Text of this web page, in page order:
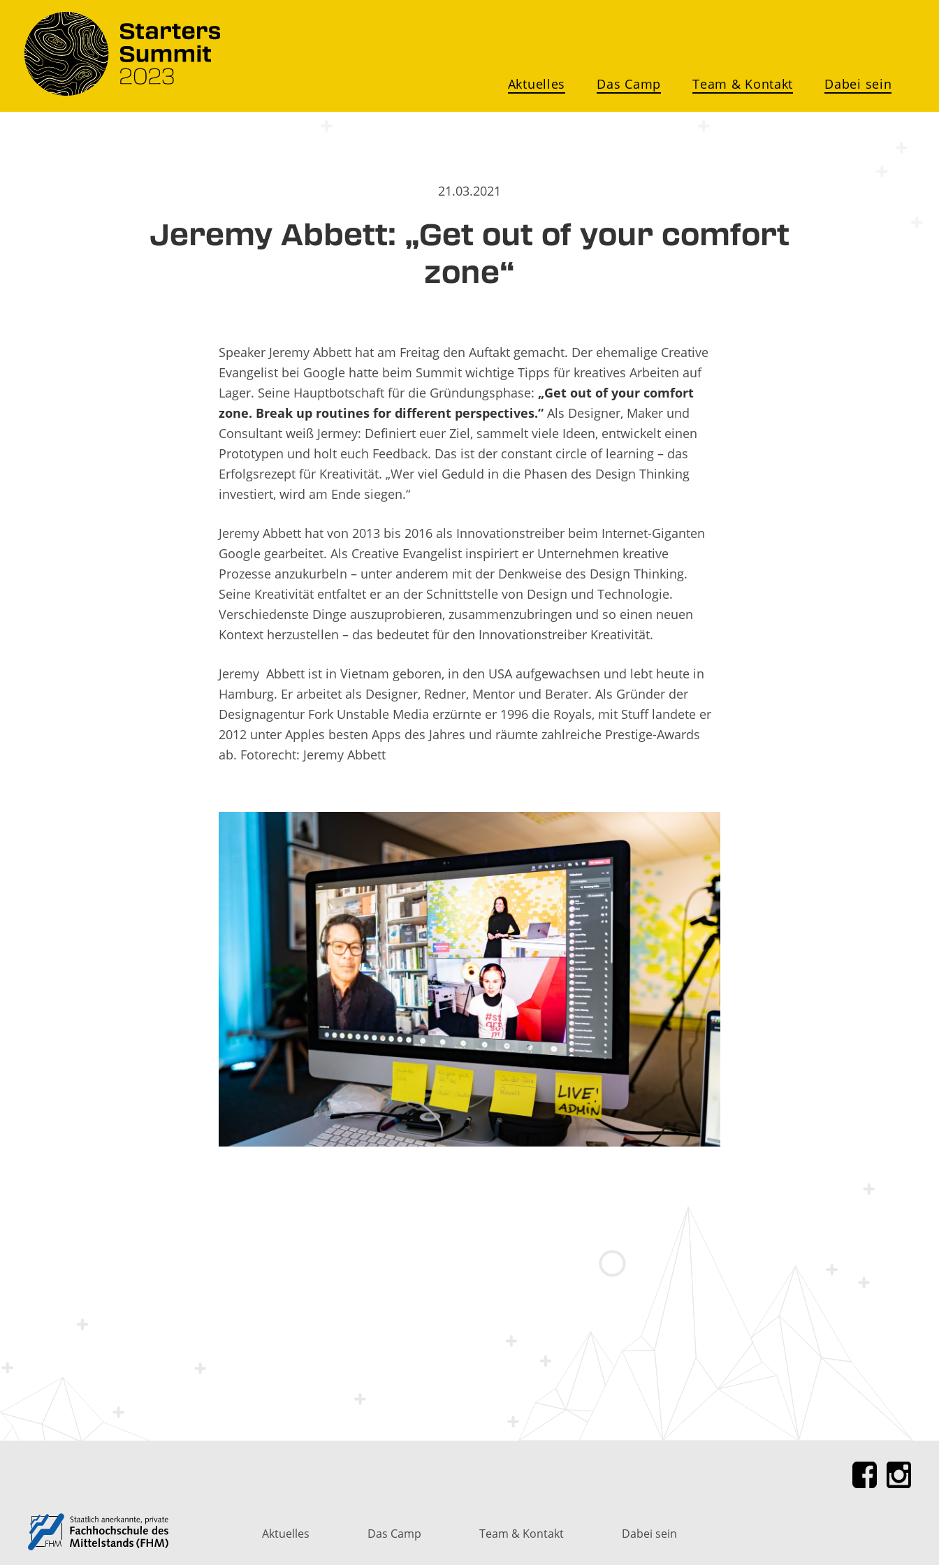
Aktuelles Das Camp Team & Kontakt Dabei sein
21.03.2021
Jeremy Abbett: „Get out of your comfort
zone“
Speaker Jeremy Abbett hat am Freitag den Auftakt gemacht. Der ehemalige Creative
Evangelist bei Google hatte beim Summit wichtige Tipps für kreatives Arbeiten auf
Lager. Seine Hauptbotschaft für die Gründungsphase: „Get out of your comfort
zone. Break up routines for different perspectives.“ Als Designer, Maker und
Consultant weiß Jermey: Definiert euer Ziel, sammelt viele Ideen, entwickelt einen
Prototypen und holt euch Feedback. Das ist der constant circle of learning – das
Erfolgsrezept für Kreativität. „Wer viel Geduld in die Phasen des Design Thinking
investiert, wird am Ende siegen.“
Jeremy Abbett hat von 2013 bis 2016 als Innovationstreiber beim Internet-Giganten
Google gearbeitet. Als Creative Evangelist inspiriert er Unternehmen kreative
Prozesse anzukurbeln – unter anderem mit der Denkweise des Design Thinking.
Seine Kreativität entfaltet er an der Schnittstelle von Design und Technologie.
Verschiedenste Dinge auszuprobieren, zusammenzubringen und so einen neuen
Kontext herzustellen – das bedeutet für den Innovationstreiber Kreativität.
Jeremy Abbett ist in Vietnam geboren, in den USA aufgewachsen und lebt heute in
Hamburg. Er arbeitet als Designer, Redner, Mentor und Berater. Als Gründer der
Designagentur Fork Unstable Media erzürnte er 1996 die Royals, mit Stuff landete er
2012 unter Apples besten Apps des Jahres und räumte zahlreiche Prestige-Awards
ab. Fotorecht: Jeremy Abbett
Aktuelles Das Camp Team & Kontakt Dabei sein